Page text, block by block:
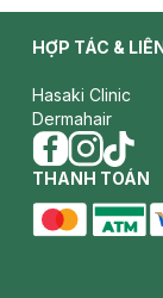
HỢP TÁC &
Hasaki Clinic
Dermahair
facebook
instagram
tiktok
THANH TOÁN